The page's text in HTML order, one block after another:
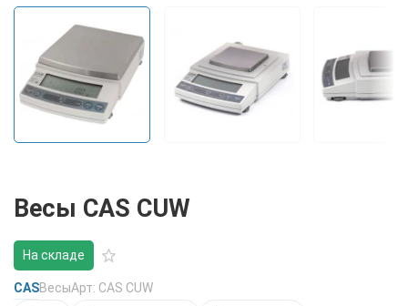
Весы CAS CUW
На складе
CASВесыАрт: CAS CUW